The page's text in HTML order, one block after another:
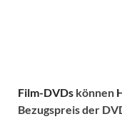
Film-DVDs können
Bezugspreis der